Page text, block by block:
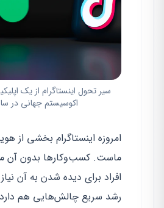
سیر تحول اینستاگرام از یک
اکوسیستم جهانی در سال
امروزه اینستاگرام بخشی از
ماست. کسب‌وکارها بدون آن
افراد برای دیده شدن به آن
رشد سریع چالش‌هایی هم دارد.